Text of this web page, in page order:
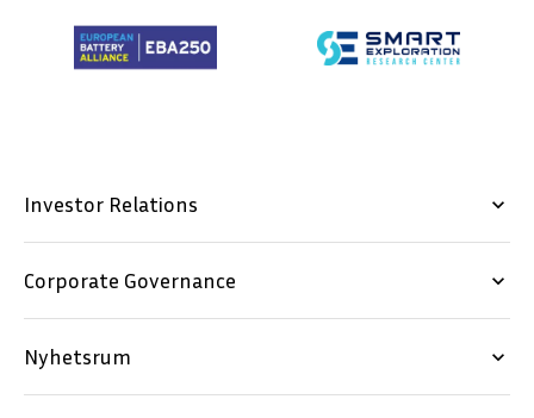
Investor Relations keyboard_arrow_down
Corporate Governance keyboard_arrow_down
Nyhetsrum keyboard_arrow_down